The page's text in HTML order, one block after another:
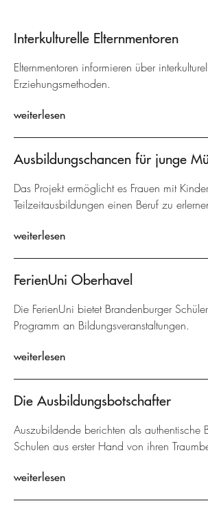
Interkulturelle Elternmentoren
Elternmentoren informieren über
Erziehungsmethoden.
weiterlesen
Ausbildungschancen für junge
Das Projekt ermöglicht es Frauen mit
Teilzeitausbildungen einen Beruf zu
weiterlesen
FerienUni Oberhavel
Die FerienUni bietet Brandenburger
Programm an Bildungsveranstaltungen.
weiterlesen
Die Ausbildungsbotschafter
Auszubildende berichten als authentische
Schulen aus erster Hand von ihren
weiterlesen